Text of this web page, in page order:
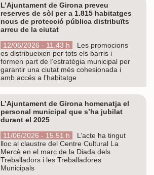
L’Ajuntament de Girona preveu
reserves de sòl per a 1.815 habitatges
nous de protecció pública distribuïts
arreu de la ciutat
12/06/2026 - 11.43 h
Les promocions
es distribueixen per tots els barris i
formen part de l’estratègia municipal per
garantir una ciutat més cohesionada i
amb accés a l’habitatge
L’Ajuntament de Girona homenatja el
personal municipal que s’ha jubilat
durant el 2025
11/06/2026 - 15.51 h
L’acte ha tingut
lloc al claustre del Centre Cultural La
Mercè en el marc de la Diada dels
Treballadors i les Treballadores
Municipals